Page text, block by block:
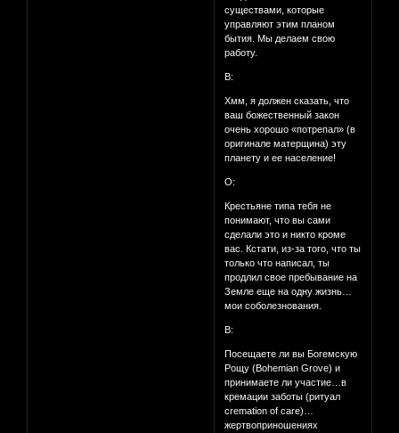
существами, которые
управляют этим планом
бытия. Мы делаем свою
работу.
В:
Хмм, я должен сказать, что
ваш божественный закон
очень хорошо «потрепал» (в
оригинале матерщина) эту
планету и ее население!
О:
Крестьяне типа тебя не
понимают, что вы сами
сделали это и никто кроме
вас. Кстати, из-за того, что ты
только что написал, ты
продлил свое пребывание на
Земле еще на одну жизнь…
мои соболезнования.
В:
Посещаете ли вы Богемскую
Рощу (Bohemian Grove) и
принимаете ли участие…в
кремации заботы (ритуал
cremation of care)…
жертвоприношениях